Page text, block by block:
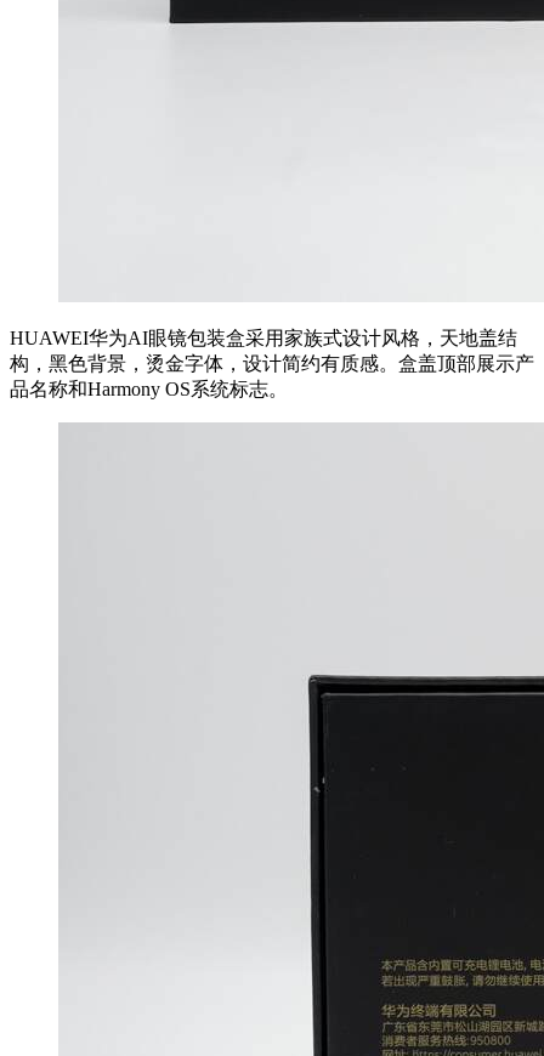
HUAWEI华为AI眼镜包装盒采用家族式设计风格，天地盖结
构，黑色背景，烫金字体，设计简约有质感。盒盖顶部展示产
品名称和Harmony OS系统标志。